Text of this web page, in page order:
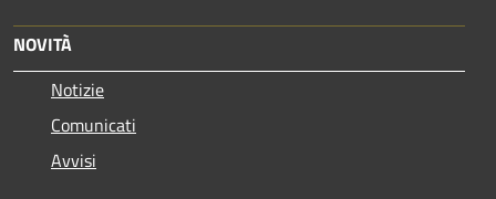
NOVITÀ
Notizie
Comunicati
Avvisi